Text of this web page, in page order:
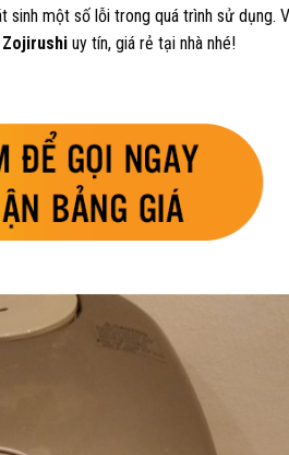
một số lỗi trong quá trình sử dụng.
Zojirushi uy tín, giá rẻ tại nhà nhé!